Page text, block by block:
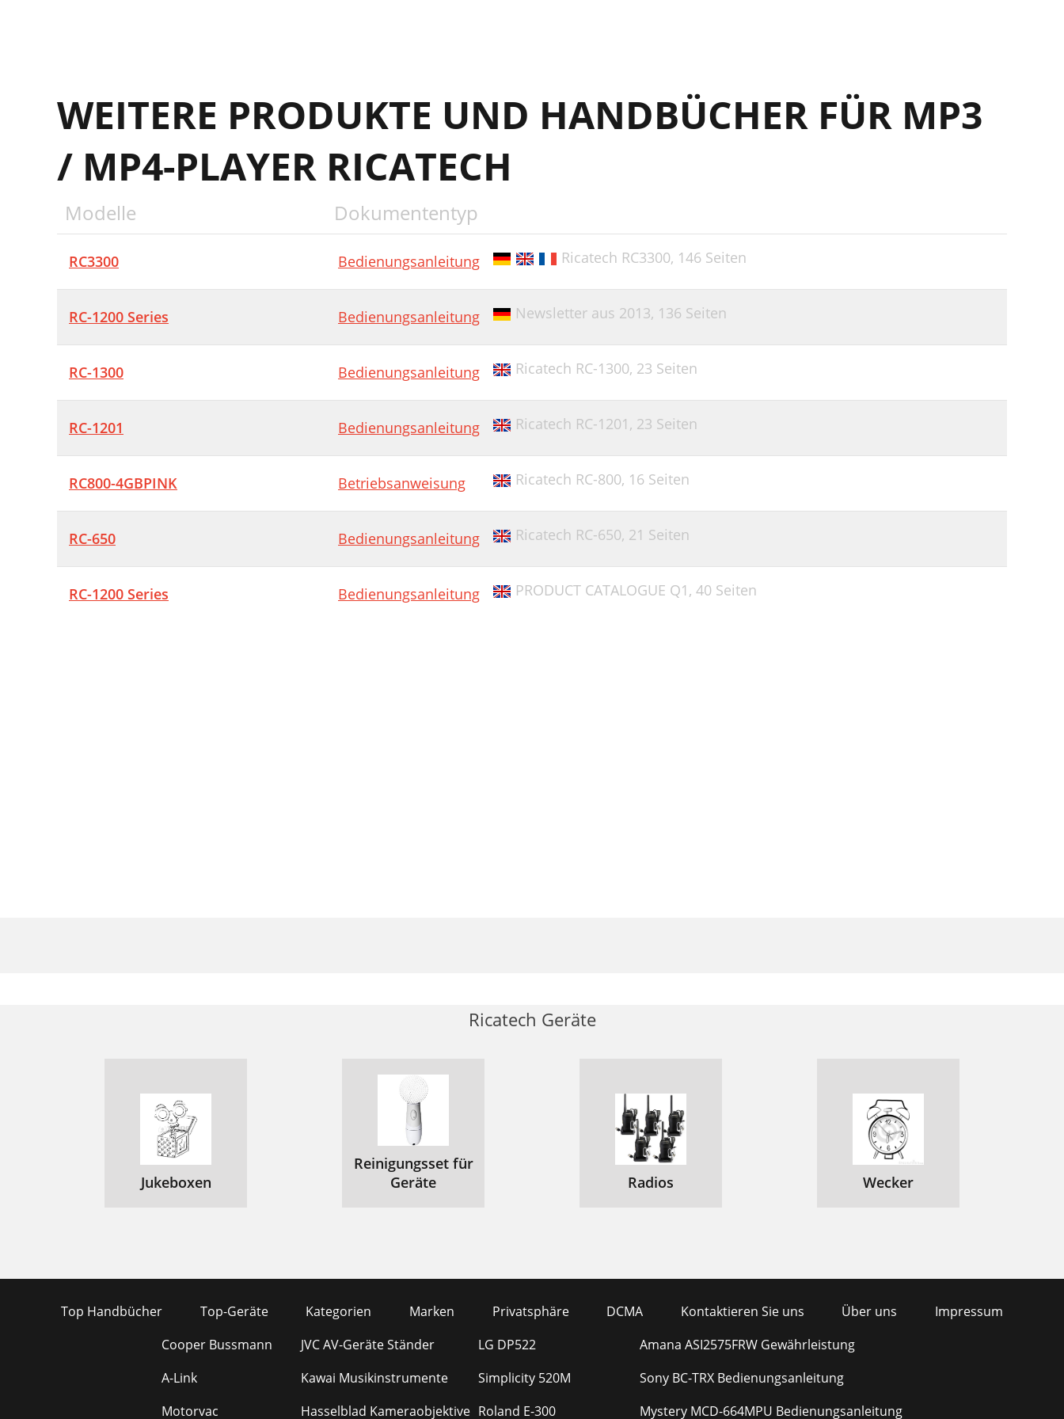
WEITERE PRODUKTE UND HANDBÜCHER FÜR MP3
/ MP4-PLAYER RICATECH
Modelle Dokumententyp
RC3300 Bedienungsanleitung Ricatech RC3300, 146 Seiten
RC-1200 Series Bedienungsanleitung Newsletter aus 2013, 136 Seiten
RC-1300 Bedienungsanleitung Ricatech RC-1300, 23 Seiten
RC-1201 Bedienungsanleitung Ricatech RC-1201, 23 Seiten
RC800-4GBPINK Betriebsanweisung Ricatech RC-800, 16 Seiten
RC-650 Bedienungsanleitung Ricatech RC-650, 21 Seiten
RC-1200 Series Bedienungsanleitung PRODUCT CATALOGUE Q1, 40 Seiten
Ricatech Geräte
Jukeboxen
Reinigungsset für
Geräte
Radios Wecker
Top Handbücher Top-Geräte Kategorien Marken Privatsphäre DCMA Kontaktieren Sie uns Über uns
Impressum
Cooper Bussmann
A-Link
Motorvac
JVC AV-Geräte Ständer
Kawai Musikinstrumente
Hasselblad Kameraobjektive
LG DP522
Simplicity 520M
Roland E-300
Amana ASI2575FRW Gewährleistung
Sony BC-TRX Bedienungsanleitung
Mystery MCD-664MPU Bedienungsanleitung